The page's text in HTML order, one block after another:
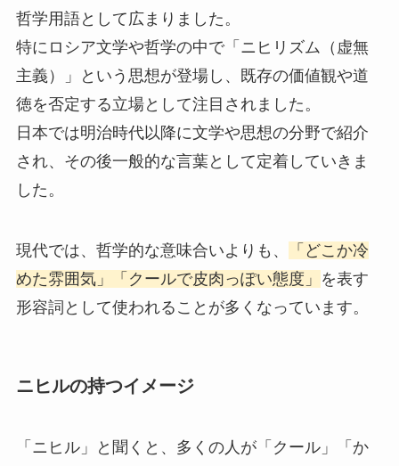
哲学用語として広まりました。
特にロシア文学や哲学の中で「ニヒリズム（虚無
主義）」という思想が登場し、既存の価値観や道
徳を否定する立場として注目されました。
日本では明治時代以降に文学や思想の分野で紹介
され、その後一般的な言葉として定着していきま
した。
現代では、哲学的な意味合いよりも、
「どこか冷
めた雰囲気」「クールで皮肉っぽい態度」 を表す
形容詞として使われることが多くなっています。
ニヒルの持つイメージ
「ニヒル」と聞くと、多くの人が「クール」「か